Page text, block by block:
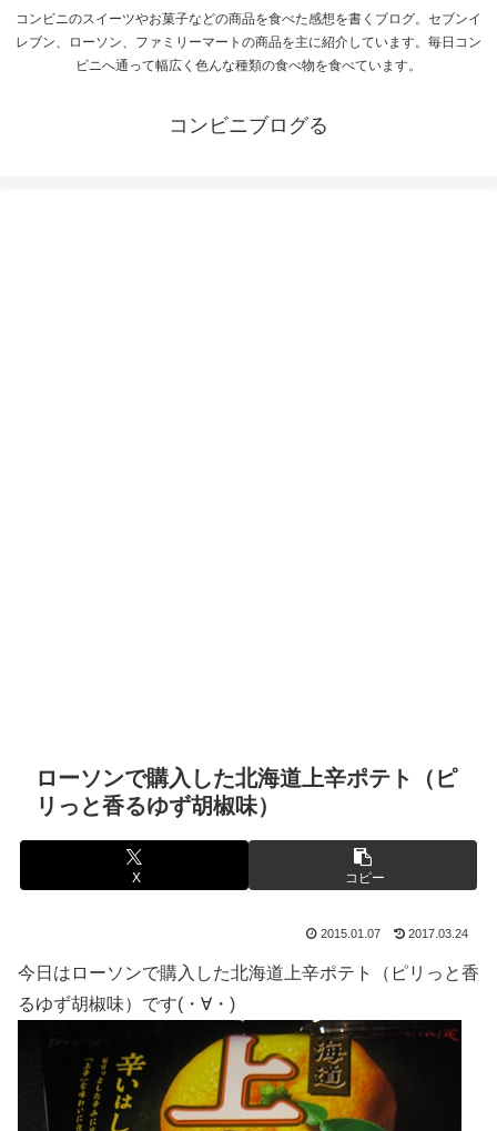
コンビニのスイーツやお菓子などの商品を食べた感想を書くブログ。セブンイ
レブン、ローソン、ファミリーマートの商品を主に紹介しています。毎日コン
ビニへ通って幅広く色んな種類の食べ物を食べています。
コンビニブログる
ローソンで購入した北海道上辛ポテト（ピ
リっと香るゆず胡椒味）
X コピー
2015.01.07 2017.03.24
今日はローソンで購入した北海道上辛ポテト（ピリっと香
るゆず胡椒味）です(・∀・)